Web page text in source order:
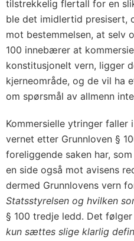
tilstrekkelig flertall for en
ble det imidlertid presisert,
mot bestemmelsen, at selv
100 innebærer at
konstitusjonelt vern, ligger
kjerneområde, og de vil ha
om spørsmål av allmenn
Kommersielle ytringer
vernet etter Grunnloven §
foreliggende saken har,
en side også mot avisens
dermed Grunnlovens vern
Statsstyrelsen og hvilken
§ 100 tredje ledd. Det
kun sættes slige klarlig